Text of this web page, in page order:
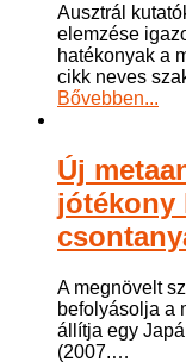
Ausztrál
elemzése
hatékonyak a
cikk neves
Bővebben...
Új
jótékony
A megnövelt
befolyásolja a
állítja egy
(2007.…